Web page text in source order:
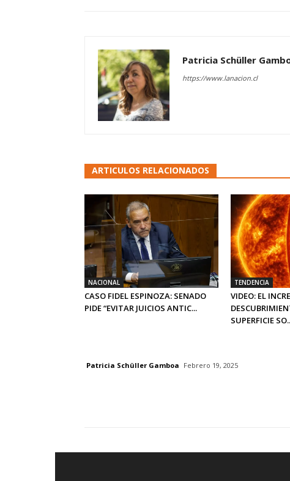
Patricia Schüller
https://www.lanacion.cl
ARTICULOS RELACIONADOS
NACIONAL
CASO FIDEL ESPINOZA: SENADO
PIDE “EVITAR JUICIOS ANTIC...
TENDENCIA
VIDEO: EL
SUPERFICIE
Patricia Schüller Gamboa Febrero 19, 2025